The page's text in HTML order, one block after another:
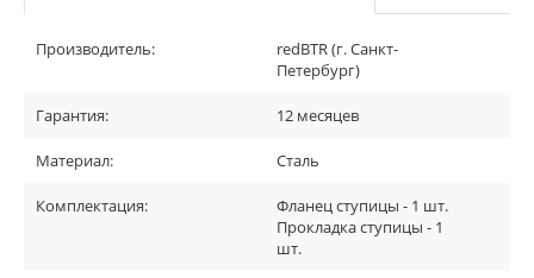
Производитель:
redBTR (г. Санкт-
Петербург)
Гарантия: 12 месяцев
Материал: Сталь
Комплектация:
Фланец ступицы - 1 шт.
Прокладка ступицы - 1
шт.